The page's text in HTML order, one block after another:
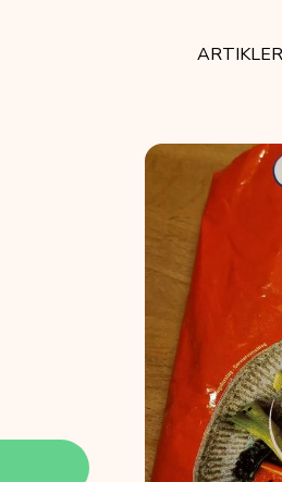
ARTIKLER